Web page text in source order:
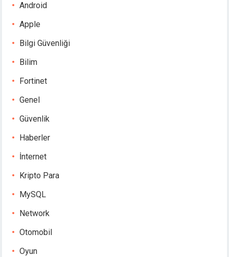
Android
Apple
Bilgi Güvenliği
Bilim
Fortinet
Genel
Güvenlik
Haberler
İnternet
Kripto Para
MySQL
Network
Otomobil
Oyun